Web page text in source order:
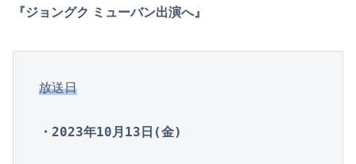
『ジョングク ミューバン出演へ』
放送日
・2023年10月13日(金)